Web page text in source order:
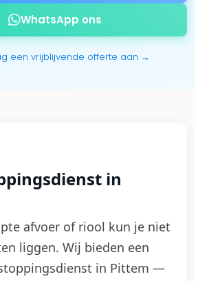
WhatsApp ons
een vrijblijvende offerte aan →
in
afvoer of riool kun je niet
liggen. Wij bieden een
in Pittem —